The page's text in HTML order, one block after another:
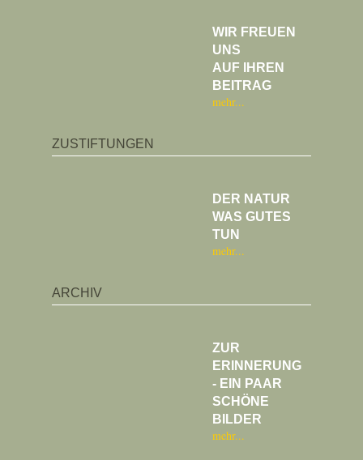
WIR FREUEN
UNS
AUF IHREN
BEITRAG
mehr
ZUSTIFTUNGEN
DER NATUR
WAS GUTES
TUN
mehr
ARCHIV
ZUR
ERINNERUNG
- EIN PAAR
SCHÖNE
BILDER
mehr